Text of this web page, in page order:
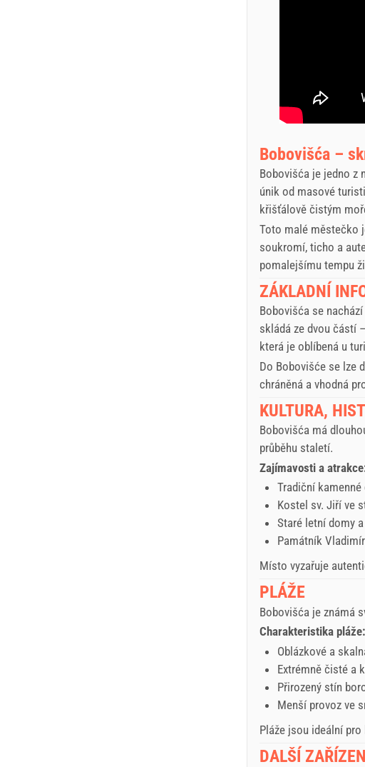
Bobovišća –
Bobovišća je jedno z
únik od masové
křišťálově čistým
Toto malé městečko
soukromí, ticho a
pomalejšímu tempu
ZÁKLADNÍ
Bobovišća se
skládá ze dvou částí
která je oblíbená u
Do Bobovišće se lze
chráněná a vhodná
KULTURA,
Bobovišća má
průběhu staletí.
Zajímavosti a
Tradiční
Kostel sv. Jiří ve
Staré letní domy
Památník
Místo vyzařuje
PLÁŽE
Bobovišća je známá
Charakteristika pláže:
Oblázkové a
Extrémně čisté a
Přirozený stín
Menší provoz ve
Pláže jsou ideální
DALŠÍ